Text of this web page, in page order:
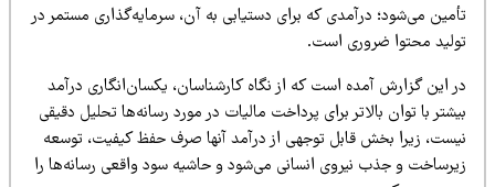
می‌شود؛ درآمدی که برای دستیابی به آن، سرمایه‌گذاری مستمر در
محتوا ضروری است.
این گزارش آمده است که از نگاه کارشناسان، یکسان‌انگاری درآمد
با توان بالاتر برای پرداخت مالیات در مورد رسانه‌ها تحلیل دقیقی
زیرا بخش قابل توجهی از درآمد آنها صرف حفظ کیفیت، توسعه
و جذب نیروی انسانی می‌شود و حاشیه سود واقعی رسانه‌ها را